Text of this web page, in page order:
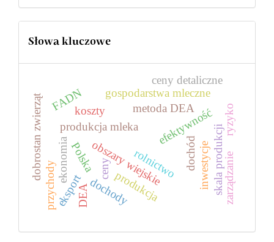
Słowa kluczowe
rolnictwo
efektywność
produkcja mleka
gospodarstwa mleczne
obszary wiejskie
Polska inwestycje
metoda DEA
ekonomia ceny
FADNkoszty
dochód
produkcja skala produkcji
przychodyeksport
dobrostan zwierząt
dochody zarządzanie
ryzyko
DEA
ceny detaliczne